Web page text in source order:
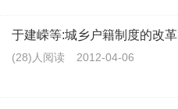
于建嵘等:城乡户籍制度的改
(28)人阅读 2012-04-06